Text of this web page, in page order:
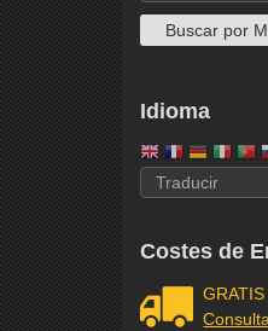
Idioma
Costes de
GRATIS